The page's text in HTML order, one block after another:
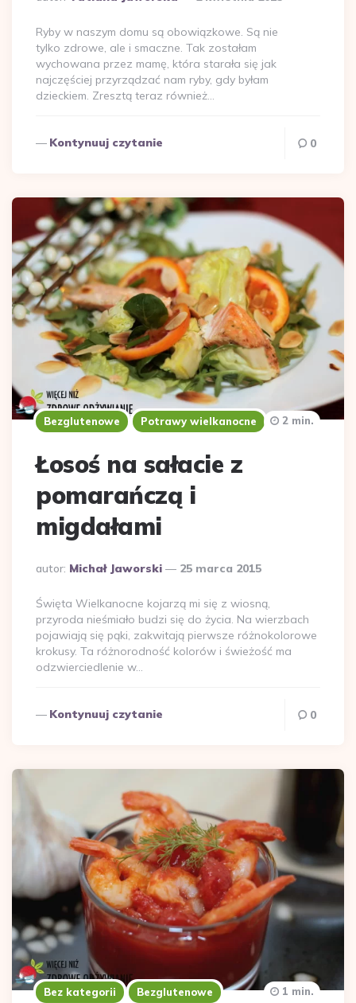
Ryby w naszym domu są obowiązkowe. Są nie
tylko zdrowe, ale i smaczne. Tak zostałam
wychowana przez mamę, która starała się jak
najczęściej przyrządzać nam ryby, gdy byłam
dzieckiem. Zresztą teraz również…
Kontynuuj czytanie 0
Bezglutenowe Potrawy wielkanocne
Łosoś na sałacie z
pomarańczą i
migdałami
Dodane
autor: Michał Jaworski 25 marca 2015
2 min.
Święta Wielkanocne kojarzą mi się z wiosną,
przyroda nieśmiało budzi się do życia. Na wierzbach
pojawiają się pąki, zakwitają pierwsze różnokolorowe
krokusy. Ta różnorodność kolorów i świeżość ma
odzwierciedlenie w…
Kontynuuj czytanie 0
Bez kategorii Bezglutenowe 1 min.